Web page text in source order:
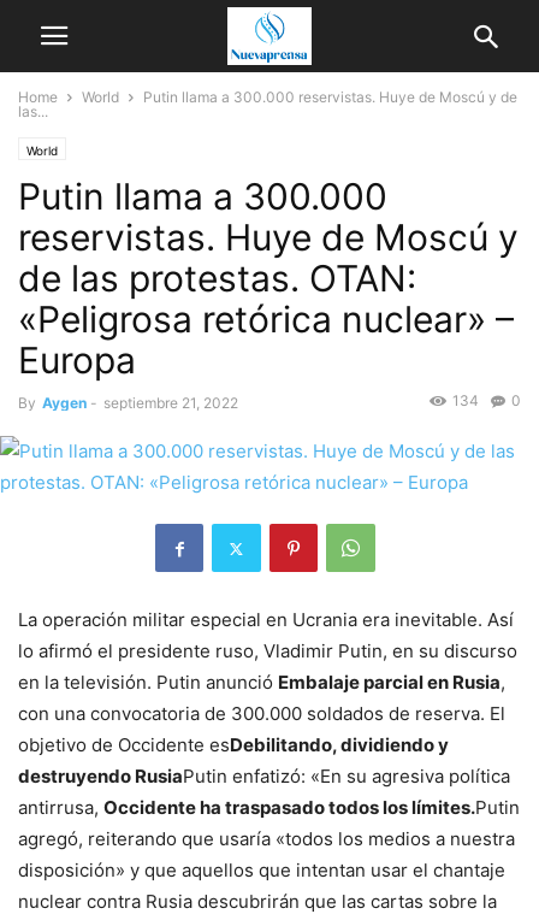
Home World
Putin llama a 300.000 reservistas. Huye de Moscú y de
las...
World
Putin llama a 300.000
reservistas. Huye de Moscú y
de las protestas. OTAN:
«Peligrosa retórica nuclear» –
Europa
By Aygen - septiembre 21, 2022 0
134
La operación militar especial en Ucrania era inevitable. Así
lo afirmó el presidente ruso, Vladimir Putin, en su discurso
en la televisión. Putin anunció Embalaje parcial en Rusia,
con una convocatoria de 300.000 soldados de reserva. El
objetivo de Occidente esDebilitando, dividiendo y
destruyendo RusiaPutin enfatizó: «En su agresiva política
antirrusa, Occidente ha traspasado todos los límites.Putin
agregó, reiterando que usaría «todos los medios a nuestra
disposición» y que aquellos que intentan usar el chantaje
nuclear contra Rusia descubrirán que las cartas sobre la